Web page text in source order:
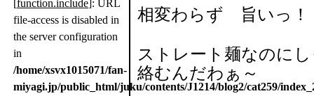
相変わらず 旨いっ！
ストレート麺なのに
絡むんだわぁ～
[function.include]: URL
file-access is disabled in
the server configuration
in
/home/xsvx1015071/fan-
miyagi.jp/public_html/juku/contents/J1214/blog2/cat259/